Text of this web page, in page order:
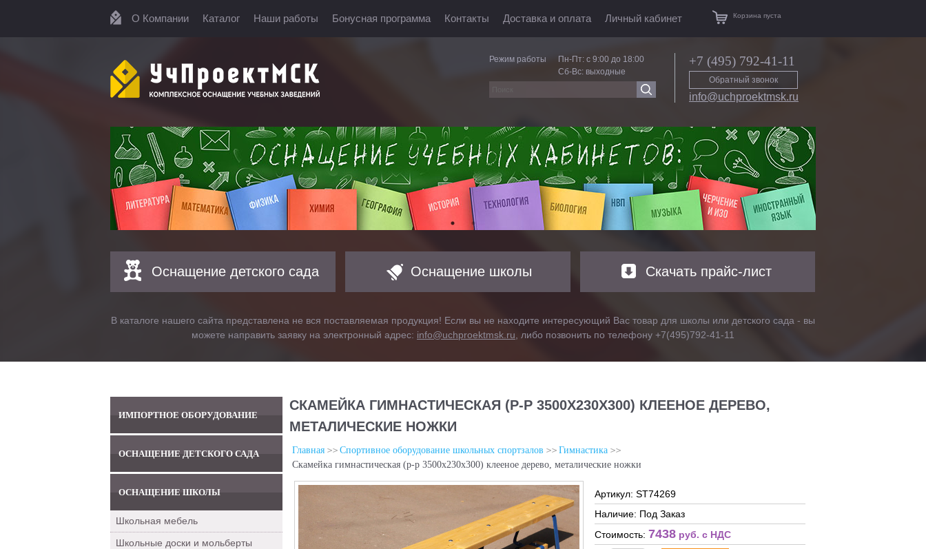
О Компании Каталог Наши работы Бонусная программа Контакты Доставка и оплата Личный кабинет Корзина пуста
Режим работы
Пн-Пт: с 9:00 до 18:00
Сб-Вс: выходные
+7 (495) 792-41-11
Обратный звонок
info@uchproektmsk.ru
Оснащение детского сада Оснащение школы Скачать прайс-лист
В каталоге нашего сайта представлена не вся поставляемая продукция! Если вы не находите интересующий Вас товар для школы или детского сада - вы
можете направить заявку на электронный адрес: info@uchproektmsk.ru , либо позвонить по телефону +7(495)792-41-11
ИМПОРТНОЕ ОБОРУДОВАНИЕ
ОСНАЩЕНИЕ ДЕТСКОГО САДА
ОСНАЩЕНИЕ ШКОЛЫ
Школьная мебель
Школьные доски и мольберты
СКАМЕЙКА ГИМНАСТИЧЕСКАЯ (Р-Р 3500Х230Х300) КЛЕЕНОЕ ДЕРЕВО,
МЕТАЛИЧЕСКИЕ НОЖКИ
Главная Спортивное оборудование школьных спортзалов
Гимнастика
Скамейка гимнастическая (р-р 3500х230х300) клееное дерево, металические ножки
Артикул: ST74269
Наличие: Под Заказ
Стоимость: 7438 руб. c НДС